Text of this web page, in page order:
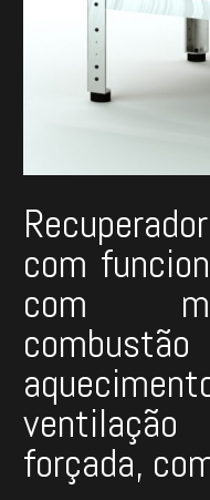
com
com
ventilação
forçada,